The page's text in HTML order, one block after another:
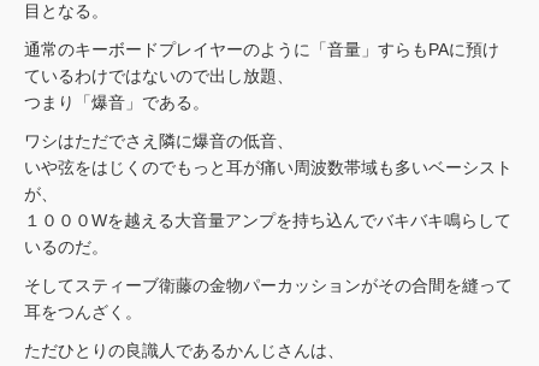
目となる。
通常のキーボードプレイヤーのように「音量」すらもPAに預け
ているわけではないので出し放題、
つまり「爆音」である。
ワシはただでさえ隣に爆音の低音、
いや弦をはじくのでもっと耳が痛い周波数帯域も多いベーシスト
が、
１０００Wを越える大音量アンプを持ち込んでバキバキ鳴らして
いるのだ。
そしてスティーブ衛藤の金物パーカッションがその合間を縫って
耳をつんざく。
ただひとりの良識人であるかんじさんは、